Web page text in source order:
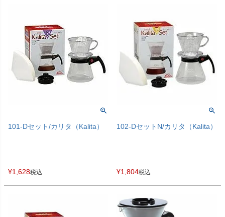
101-Dセット/カリタ（Kalita）
¥1,628税込
102-DセットN/カリタ（Kalita）
¥1,804税込